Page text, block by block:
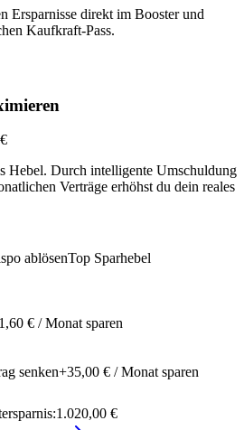
Ersparnisse direkt im Booster und
Kaufkraft-Pass.
Hebel. Durch intelligente Umschuldung
Verträge erhöhst du dein reales
ablösenTop Sparhebel
€ / Monat sparen
senken+35,00 € / Monat sparen
1.020,00 €